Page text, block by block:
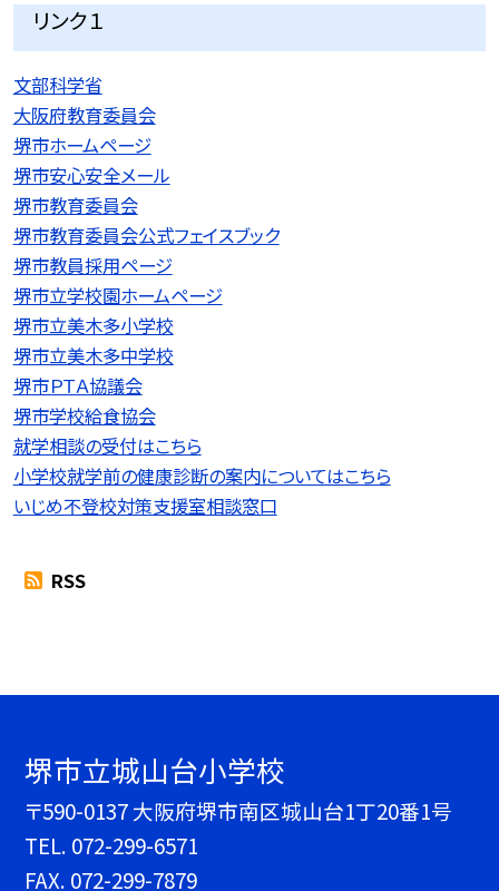
リンク１
文部科学省
大阪府教育委員会
堺市ホームページ
堺市安心安全メール
堺市教育委員会
堺市教育委員会公式フェイスブック
堺市教員採用ページ
堺市立学校園ホームページ
堺市立美木多小学校
堺市立美木多中学校
堺市ＰＴＡ協議会
堺市学校給食協会
就学相談の受付はこちら
小学校就学前の健康診断の案内についてはこちら
いじめ不登校対策支援室相談窓口
RSS
堺市立城山台小学校
〒590-0137 大阪府堺市南区城山台1丁20番1号
TEL. 072-299-6571
FAX. 072-299-7879